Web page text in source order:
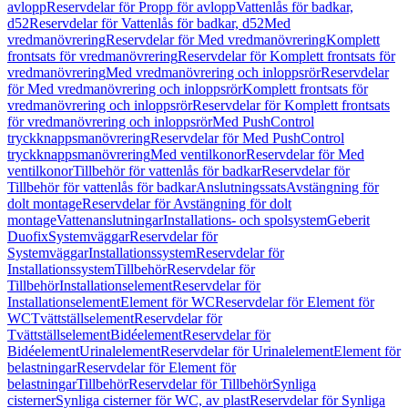
avloppReservdelar för Propp för avloppVattenlås för badkar,
d52Reservdelar för Vattenlås för badkar, d52Med
vredmanövreringReservdelar för Med vredmanövreringKomplett
frontsats för vredmanövreringReservdelar för Komplett frontsats för
vredmanövreringMed vredmanövrering och inloppsrörReservdelar
för Med vredmanövrering och inloppsrörKomplett frontsats för
vredmanövrering och inloppsrörReservdelar för Komplett frontsats
för vredmanövrering och inloppsrörMed PushControl
tryckknappsmanövreringReservdelar för Med PushControl
tryckknappsmanövreringMed ventilkonorReservdelar för Med
ventilkonorTillbehör för vattenlås för badkarReservdelar för
Tillbehör för vattenlås för badkarAnslutningssatsAvstängning för
dolt montageReservdelar för Avstängning för dolt
montageVattenanslutningarInstallations- och spolsystemGeberit
DuofixSystemväggarReservdelar för
SystemväggarInstallationssystemReservdelar för
InstallationssystemTillbehörReservdelar för
TillbehörInstallationselementReservdelar för
InstallationselementElement för WCReservdelar för Element för
WCTvättställselementReservdelar för
TvättställselementBidéelementReservdelar för
BidéelementUrinalelementReservdelar för UrinalelementElement för
belastningarReservdelar för Element för
belastningarTillbehörReservdelar för TillbehörSynliga
cisternerSynliga cisterner för WC, av plastReservdelar för Synliga